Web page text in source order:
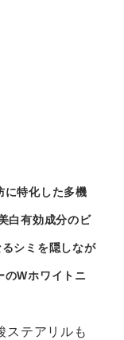
に特化した多機
白有効成分のビ
シミを隠しなが
のWホワイトニ
ステアリルも